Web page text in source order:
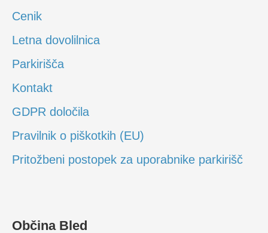
Občina Bled
Cenik
Letna dovolilnica
Parkirišča
Kontakt
GDPR določila
Pravilnik o piškotkih (EU)
Pritožbeni postopek za uporabnike parkirišč